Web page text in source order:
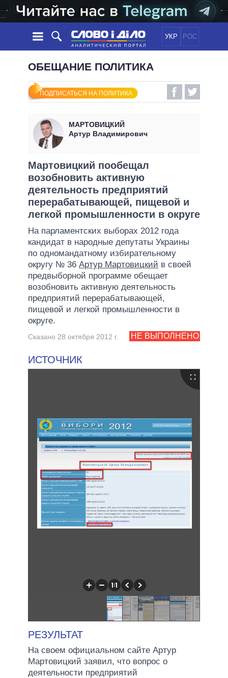
УКР РОС
НОВОСТИ
ЛЕНТА
СОБЫТИЯ
СТАТЬИ
МНЕНИЯ
ОБЗОРЫ
ДАЙДЖЕСТЫ
ПОЛИТИКА
ЭКОНОМИКА
МИР
ОБЕЩАНИЯ
ВСЕ ПОЛИТИКИ
ПРЕЗИДЕНТ И ОФИС
ВЕРХОВНАЯ РАДА
КАБИНЕТ МИНИСТРОВ
ГЛАВЫ ОБЛАДМИНИСТРАЦИЙ
МЭРЫ
ВСЕ ПЕРСОНЫ
ИНФОГРАФИКА
ПОДДЕРЖАТЬ
СРАВНЕНИЕ ПОЛИТИКОВ
ОБЕЩАНИЕ ПОЛИТИКА
ПОДПИСАТЬСЯ НА ПОЛИТИКА
МАРТОВИЦКИЙ
Артур Владимирович
Мартовицкий пообещал
возобновить активную
деятельность предприятий
перерабатывающей, пищевой и
легкой промышленности в округе
На парламентских выборах 2012 года
кандидат в народные депутаты Украины
по одномандатному избирательному
округу № 36 Артур Мартовицкий в своей
предвыборной программе обещает
возобновить активную деятельность
предприятий перерабатывающей,
пищевой и легкой промышленности в
округе.
НЕ ВЫПОЛНЕНО
Сказано 28 октября 2012 г.
ИСТОЧНИК
РЕЗУЛЬТАТ
На своем официальном сайте Артур
Мартовицкий заявил, что вопрос о
деятельности предприятий